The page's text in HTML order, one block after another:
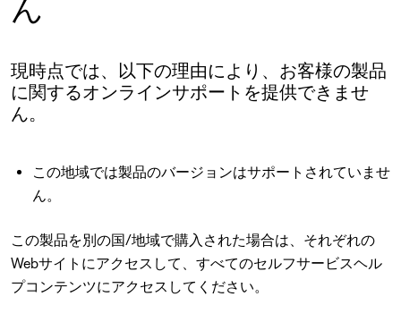
現時点では、以下の理由により、お客様の製品
に関するオンラインサポートを提供できませ
ん。
この地域では製品のバージョンはサポートされていませ
ん。
この製品を別の国/地域で購入された場合は、それぞれの
Webサイトにアクセスして、すべてのセルフサービスヘル
プコンテンツにアクセスしてください。